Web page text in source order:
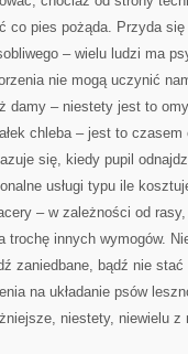
co pies pożąda. Przyda
– wielu ludzi ma
nie mogą uczynić
damy – niestety jest to
chleba – jest to
się, kiedy pupil
usługi typu ile
– w zależności od
trochę innych wymogów.
zaniedbane, bądź nie
na układanie psów
niestety, niewielu z